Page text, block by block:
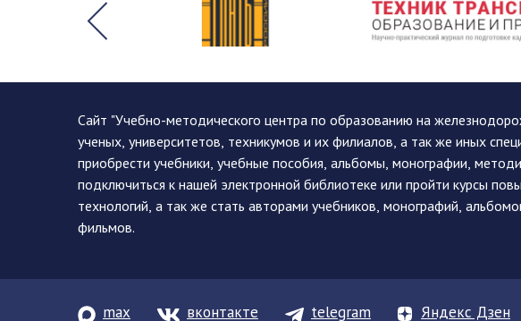
Сайт "Учебно-методического центра по образованию на
ученых, университетов, техникумов и их филиалов, а так же иных
приобрести учебники, учебные пособия, альбомы, монографии,
подключиться к нашей электронной библиотеке или пройти курсы
технологий, а так же стать авторами учебников, монографий,
фильмов.
max вконтакте telegram Яндекс Дзен